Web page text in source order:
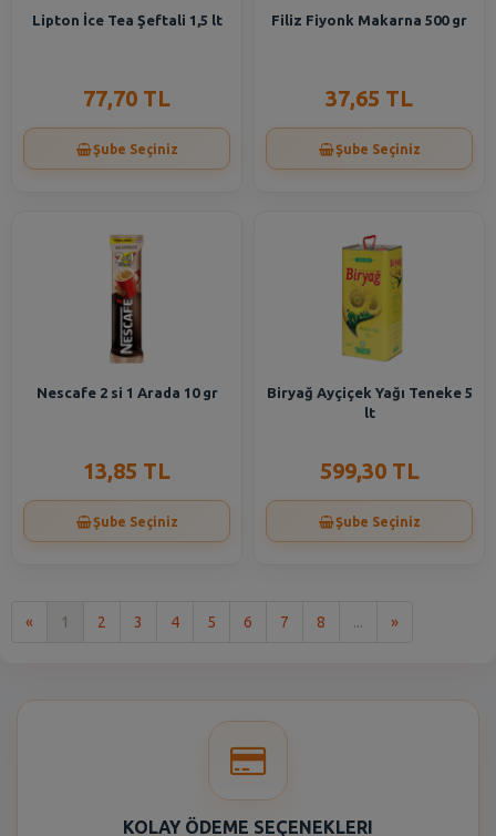
Lipton İce Tea Şeftali 1,5 lt
77,70 TL
Şube Seçiniz
Filiz Fiyonk Makarna 500 gr
37,65 TL
Şube Seçiniz
Nescafe 2 si 1 Arada 10 gr
13,85 TL
Şube Seçiniz
Biryağ Ayçiçek Yağı Teneke 5
lt
599,30 TL
Şube Seçiniz
« 1 2 3 4 5 6 7 8 ... »Son
KOLAY ÖDEME SEÇENEKLERI